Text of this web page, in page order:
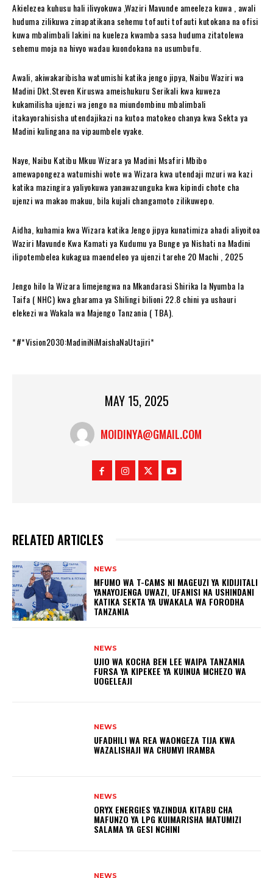
Akielezea kuhusu hali ilivyokuwa ,Waziri Mavunde ameeleza kuwa , awali
huduma zilikuwa zinapatikana sehemu tofauti tofauti kutokana na ofisi
kuwa mbalimbali lakini na kueleza kwamba sasa huduma zitatolewa
sehemu moja na hivyo wadau kuondokana na usumbufu.
Awali, akiwakaribisha watumishi katika jengo jipya, Naibu Waziri wa
Madini Dkt.Steven Kiruswa ameishukuru Serikali kwa kuweza
kukamilisha ujenzi wa jengo na miundombinu mbalimbali
itakayorahisisha utendajikazi na kutoa matokeo chanya kwa Sekta ya
Madini kulingana na vipaumbele vyake.
Naye, Naibu Katibu Mkuu Wizara ya Madini Msafiri Mbibo
amewapongeza watumishi wote wa Wizara kwa utendaji mzuri wa kazi
katika mazingira yaliyokuwa yanawazunguka kwa kipindi chote cha
ujenzi wa makao makuu, bila kujali changamoto zilikuwepo.
Aidha, kuhamia kwa Wizara katika Jengo jipya kunatimiza ahadi aliyoitoa
Waziri Mavunde Kwa Kamati ya Kudumu ya Bunge ya Nishati na Madini
ilipotembelea kukagua maendeleo ya ujenzi tarehe 20 Machi , 2025
Jengo hilo la Wizara limejengwa na Mkandarasi Shirika la Nyumba la
Taifa ( NHC) kwa gharama ya Shilingi bilioni 22.8 chini ya ushauri
elekezi wa Wakala wa Majengo Tanzania ( TBA).
*#*Vision2030:MadiniNiMaishaNaUtajiri*
MAY 15, 2025
MOIDINYA@GMAIL.COM
RELATED ARTICLES
NEWS
MFUMO WA T-CAMS NI MAGEUZI YA KIDIJITALI
YANAYOJENGA UWAZI, UFANISI NA USHINDANI
KATIKA SEKTA YA UWAKALA WA FORODHA
TANZANIA
NEWS
UJIO WA KOCHA BEN LEE WAIPA TANZANIA
FURSA YA KIPEKEE YA KUINUA MCHEZO WA
UOGELEAJI
NEWS
UFADHILI WA REA WAONGEZA TIJA KWA
WAZALISHAJI WA CHUMVI IRAMBA
NEWS
ORYX ENERGIES YAZINDUA KITABU CHA
MAFUNZO YA LPG KUIMARISHA MATUMIZI
SALAMA YA GESI NCHINI
NEWS